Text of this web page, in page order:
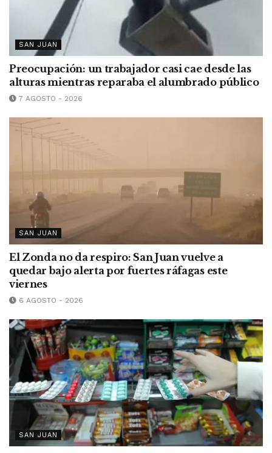
SAN JUAN
Preocupación: un trabajador casi cae desde las
alturas mientras reparaba el alumbrado público
7 AGOSTO - 2026
SAN JUAN
El Zonda no da respiro: San Juan vuelve a
quedar bajo alerta por fuertes ráfagas este
viernes
6 AGOSTO - 2026
SAN JUAN